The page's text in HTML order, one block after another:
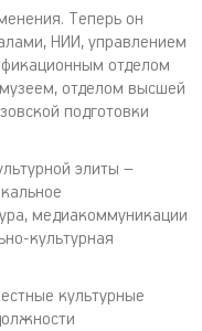
Теперь он
НИИ, управлением
отделом
отделом высшей
подготовки
элиты –
медиакоммуникации
культурная
культурные